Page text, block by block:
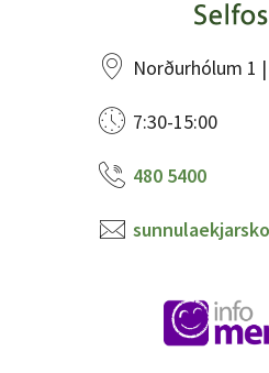
Norðurhólum 1
7:30-15:00
480 5400